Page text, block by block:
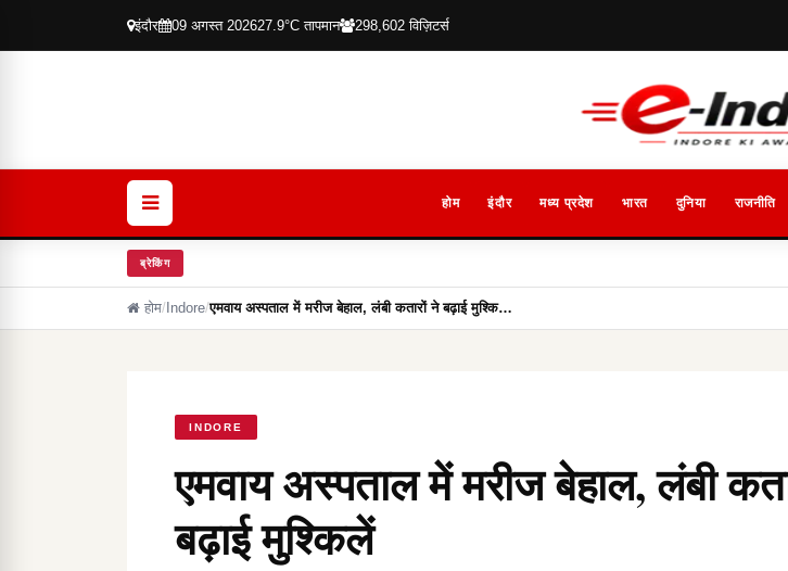
इंदौर 09 अगस्त 202627.9°C तापमान 298,602 विज़िटर्स
होम इंदौर मध्य प्रदेश भारत दुनिया राजनीति
ब्रेकिंग
होम/ Indore/एमवाय अस्पताल में मरीज बेहाल, लंबी कतारों ने बढ़ाई मुश्कि…
INDORE
एमवाय अस्पताल में मरीज बेहाल, लंबी
बढ़ाई मुश्किलें